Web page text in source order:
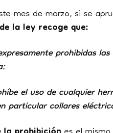
mes de marzo, si se
la ley recoge que:
prohibidas
el uso de cualquier
particular collares